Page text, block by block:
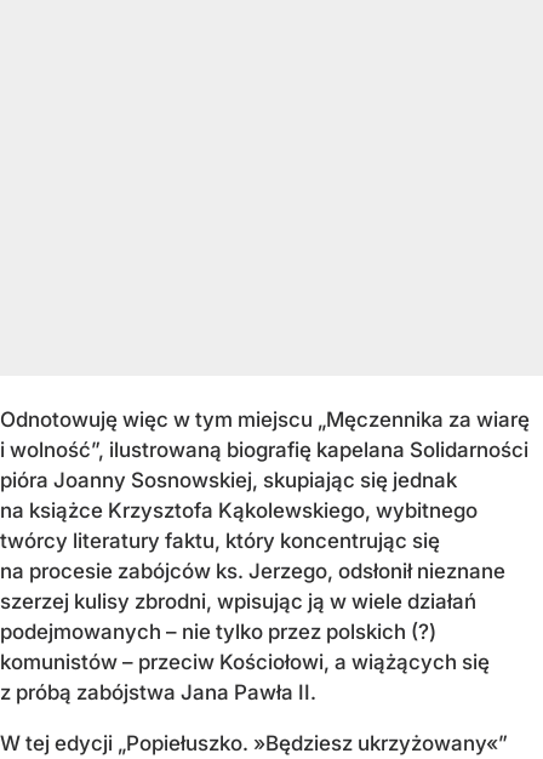
Odnotowuję więc w tym miejscu „Męczennika za wiarę
i wolność”, ilustrowaną biografię kapelana Solidarności
pióra Joanny Sosnowskiej, skupiając się jednak
na książce Krzysztofa Kąkolewskiego, wybitnego
twórcy literatury faktu, który koncentrując się
na procesie zabójców ks. Jerzego, odsłonił nieznane
szerzej kulisy zbrodni, wpisując ją w wiele działań
podejmowanych – nie tylko przez polskich (?)
komunistów – przeciw Kościołowi, a wiążących się
z próbą zabójstwa Jana Pawła II.
W tej edycji „Popiełuszko. »Będziesz ukrzyżowany«”